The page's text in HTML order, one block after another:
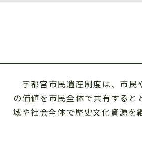
宇都宮市民遺産制度は、市民
の価値を市民全体で共有する
域や社会全体で歴史文化資源を